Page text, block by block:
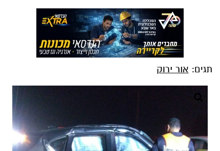
תגים: אור ירוק